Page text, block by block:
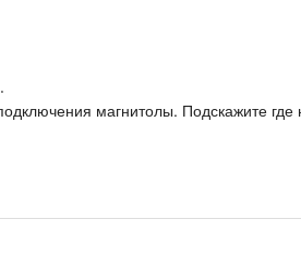
магнитолы. Подскажите где